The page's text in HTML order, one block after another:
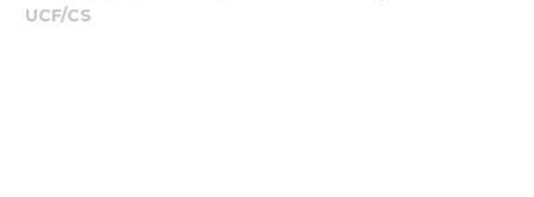
UCF/CS